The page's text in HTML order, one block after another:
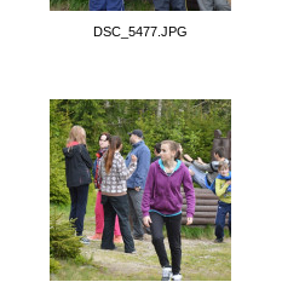
DSC_5477.JPG